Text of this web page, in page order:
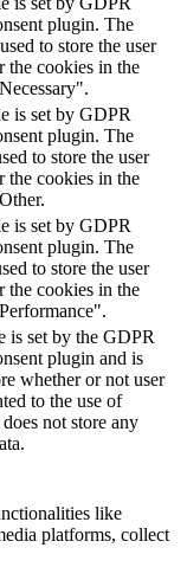
plugin. The
to store the user
the cookies in the
is set by GDPR
plugin. The
to store the user
the cookies in the
is set by GDPR
plugin. The
to store the user
the cookies in the
is set by the GDPR
plugin and is
whether or not user
to the use of
not store any
like
platforms, collect